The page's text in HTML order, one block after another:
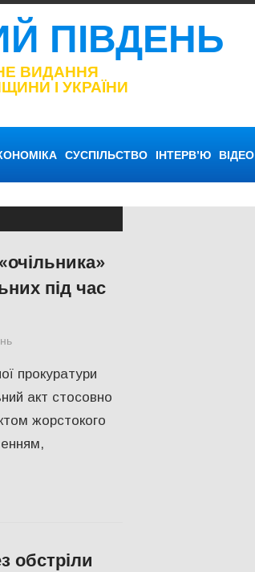
ПІВДЕНЬ
ВИДАННЯ
І УКРАЇНИ
СУСПІЛЬСТВО ІНТЕРВ’Ю ВІДЕО
під час
прокуратури
акт стосовно
жорстокого
обстріли